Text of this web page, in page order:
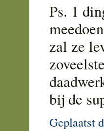
Ps. 1
zal ze
bij de
Geplaatst